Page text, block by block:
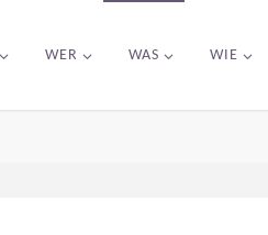
WER WAS WIE